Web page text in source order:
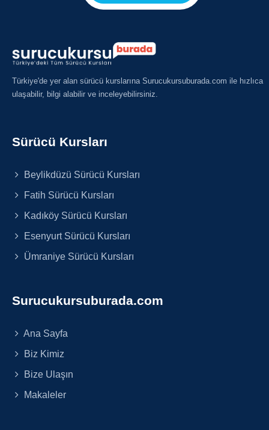
Türkiye'de yer alan sürücü kurslarına Surucukursuburada.com ile hızlıca
ulaşabilir, bilgi alabilir ve inceleyebilirsiniz.
Sürücü Kursları
Beylikdüzü Sürücü Kursları
Fatih Sürücü Kursları
Kadıköy Sürücü Kursları
Esenyurt Sürücü Kursları
Ümraniye Sürücü Kursları
Surucukursuburada.com
Ana Sayfa
Biz Kimiz
Bize Ulaşın
Makaleler